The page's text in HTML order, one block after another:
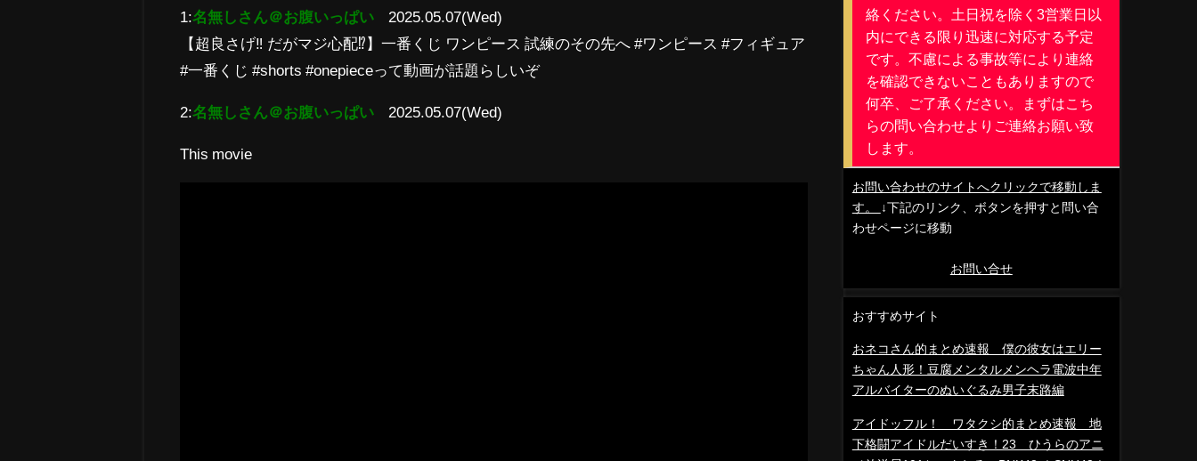
1:名無しさん＠お腹いっぱい
2025.05.07(Wed)
【超良さげ‼ だがマジ心配⁉】一番くじ ワンピース 試練のその先へ #ワンピース #フィギュア
#一番くじ #shorts #onepieceって動画が話題らしいぞ
2:名無しさん＠お腹いっぱい 2025.05.07(Wed)
This movie
絡ください。土日祝を除く3営業日以
内にできる限り迅速に対応する予定
です。不慮による事故等により連絡
を確認できないこともありますので
何卒、ご了承ください。まずはこち
らの問い合わせよりご連絡お願い致
します。
お問い合わせのサイトへクリックで移動しま
す。
↓下記のリンク、ボタンを押すと問い合
わせページに移動
お問い合せ
おすすめサイト
おネコさん的まとめ速報 僕の彼女はエリー
ちゃん人形！豆腐メンタルメンヘラ電波中年
アルバイターのぬいぐるみ男子末路編
アイドッフル！ ワタクシ的まとめ速報 地
下格闘アイドルだいすき！23 ひうらのアニ